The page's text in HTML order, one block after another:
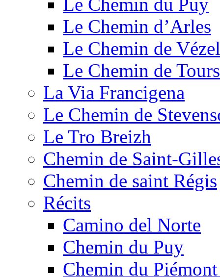
Le Chemin d’Arles
Le Chemin de
Le Chemin de Tours
La Via Francigena
Le Chemin de
Le Tro Breizh
Chemin de Saint-
Chemin de saint Régis
Récits
Camino del Norte
Chemin du Puy
Chemin du